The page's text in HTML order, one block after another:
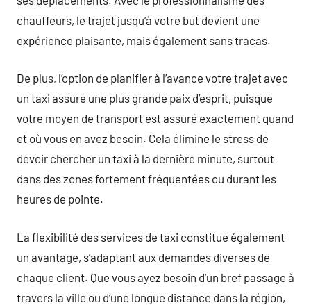
chauffeurs, le trajet jusqu’à votre but devient une
expérience plaisante, mais également sans tracas.
De plus, l’option de planifier à l’avance votre trajet avec
un taxi assure une plus grande paix d’esprit, puisque
votre moyen de transport est assuré exactement quand
et où vous en avez besoin. Cela élimine le stress de
devoir chercher un taxi à la dernière minute, surtout
dans des zones fortement fréquentées ou durant les
heures de pointe.
La flexibilité des services de taxi constitue également
un avantage, s’adaptant aux demandes diverses de
chaque client. Que vous ayez besoin d’un bref passage à
travers la ville ou d’une longue distance dans la région,